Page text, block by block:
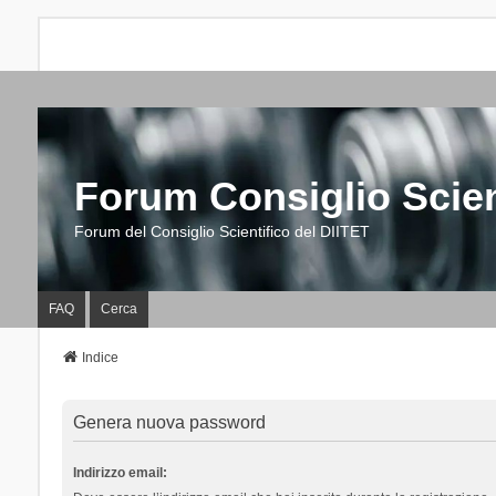
Forum Consiglio
Forum del Consiglio Scientifico del DIITET
FAQ Cerca
Indice
Genera nuova password
Indirizzo email: